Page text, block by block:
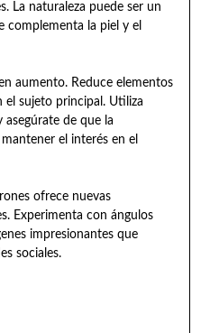
La naturaleza puede ser un
complementa la piel y el
aumento. Reduce elementos
el sujeto principal. Utiliza
de que la
el interés en el
ofrece nuevas
Experimenta con ángulos
impresionantes que
sociales.